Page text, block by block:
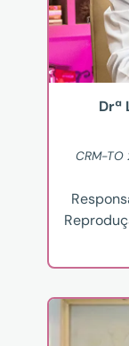
Drª
CRM-TO